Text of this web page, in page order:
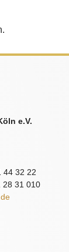
e.V.
44 32 22
28 31 010